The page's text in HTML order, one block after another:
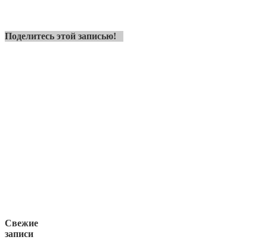
Поделитесь этой записью!
Свежие
записи